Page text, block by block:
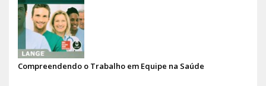
Compreendendo o Trabalho em Equipe na Saúde